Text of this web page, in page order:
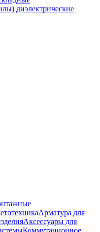
диэлектрические
Арматура для
Аксессуары для
Коммутационное